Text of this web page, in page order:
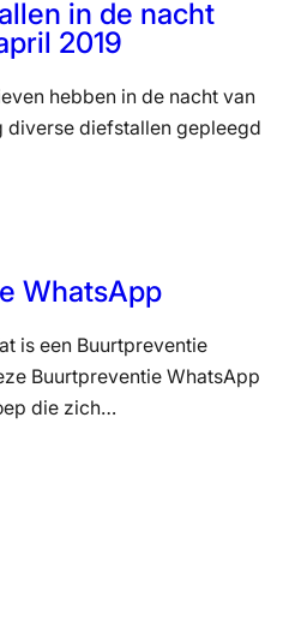
in de nacht
2019
hebben in de nacht van
diverse diefstallen gepleegd
WhatsApp
is een Buurtpreventie
Buurtpreventie WhatsApp
die zich…